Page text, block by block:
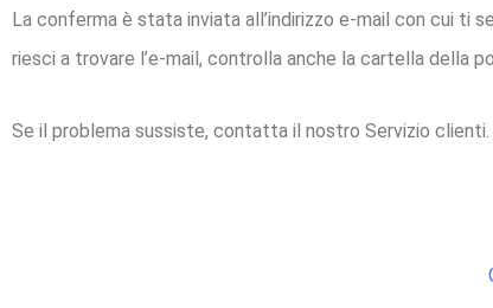
La conferma è stata inviata all’indirizzo e-mail con cui ti
riesci a trovare l’e-mail, controlla anche la cartella della
Se il problema sussiste, contatta il nostro Servizio clienti.